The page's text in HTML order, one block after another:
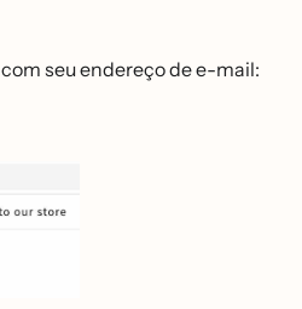
com seu endereço de e-mail: